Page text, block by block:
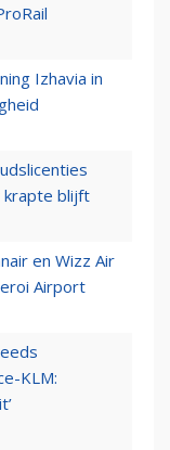
Izhavia in
krapte blijft
en Wizz Air
Airport
KLM: